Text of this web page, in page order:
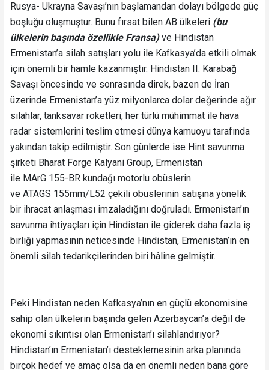
Rusya- Ukrayna Savaşı’nın başlamandan dolayı bölgede güç
boşluğu oluşmuştur. Bunu fırsat bilen AB ülkeleri (bu
ülkelerin başında özellikle Fransa)ve Hindistan
Ermenistan’a silah satışları yolu ile Kafkasya’da etkili olmak
için önemli bir hamle kazanmıştır. Hindistan II. Karabağ
Savaşı öncesinde ve sonrasında direk, bazen de İran
üzerinde Ermenistan’a yüz milyonlarca dolar değerinde ağır
silahlar, tanksavar roketleri, her türlü mühimmat ile hava
radar sistemlerini teslim etmesi dünya kamuoyu tarafında
yakından takip edilmiştir. Son günlerde ise Hint savunma
şirketi Bharat Forge Kalyani Group, Ermenistan
ile MArG 155-BR kundağı motorlu obüslerin
ve ATAGS 155mm/L52 çekili obüslerinin satışına yönelik
bir ihracat anlaşması imzaladığını doğruladı. Ermenistan’ın
savunma ihtiyaçları için Hindistan ile giderek daha fazla iş
birliği yapmasının neticesinde Hindistan, Ermenistan’ın en
önemli silah tedarikçilerinden biri hâline gelmiştir.
Peki Hindistan neden Kafkasya’nın en güçlü ekonomisine
sahip olan ülkelerin başında gelen Azerbaycan’a değil de
ekonomi sıkıntısı olan Ermenistan’ı silahlandırıyor?
Hindistan’ın Ermenistan’ı desteklemesinin arka planında
birçok hedef ve amaç olsa da en önemli neden bana göre